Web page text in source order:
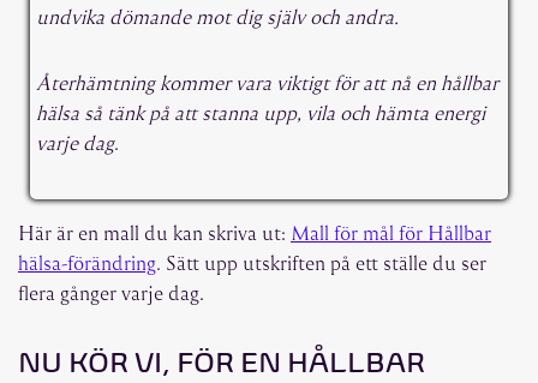
undvika dömande mot dig själv och andra.
Återhämtning kommer vara viktigt för att nå en hållbar
hälsa så tänk på att stanna upp, vila och hämta energi
varje dag.
Här är en mall du kan skriva ut: Mall för mål för Hållbar
hälsa-förändring. Sätt upp utskriften på ett ställe du ser
flera gånger varje dag.
NU KÖR VI, FÖR EN HÅLLBAR